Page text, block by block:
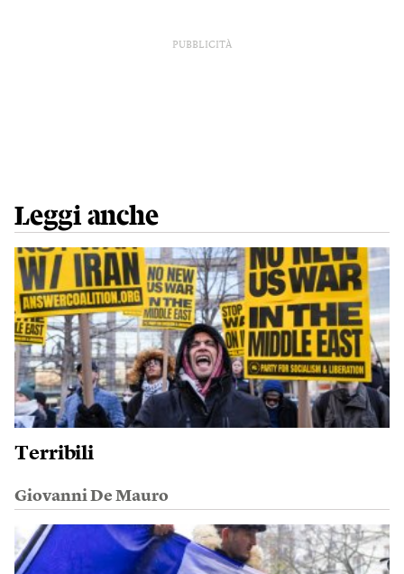
PUBBLICITÀ
Leggi anche
Terribili
Giovanni De Mauro